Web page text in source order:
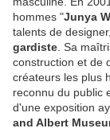
hommes "Junya
talents de
gardiste . Sa
construction et de
créateurs les plus
reconnu du public
d'une exposition
and Albert